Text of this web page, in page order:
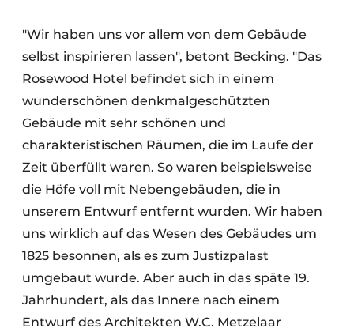
"Wir haben uns vor allem von dem Gebäude
selbst inspirieren lassen", betont Becking. "Das
Rosewood Hotel befindet sich in einem
wunderschönen denkmalgeschützten
Gebäude mit sehr schönen und
charakteristischen Räumen, die im Laufe der
Zeit überfüllt waren. So waren beispielsweise
die Höfe voll mit Nebengebäuden, die in
unserem Entwurf entfernt wurden. Wir haben
uns wirklich auf das Wesen des Gebäudes um
1825 besonnen, als es zum Justizpalast
umgebaut wurde. Aber auch in das späte 19.
Jahrhundert, als das Innere nach einem
Entwurf des Architekten W.C. Metzelaar